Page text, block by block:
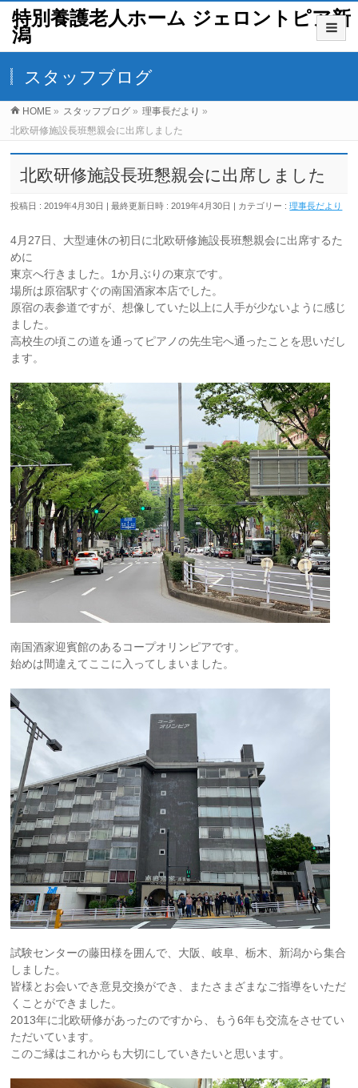
特別養護老人ホーム ジェロントピア新
潟
スタッフブログ
HOME » スタッフブログ » 理事長だより »
北欧研修施設長班懇親会に出席しました
北欧研修施設長班懇親会に出席しました
投稿日 : 2019年4月30日 最終更新日時 : 2019年4月30日 カテゴリー :理事長だより
4月27日、大型連休の初日に北欧研修施設長班懇親会に出席するた
めに
東京へ行きました。1か月ぶりの東京です。
場所は原宿駅すぐの南国酒家本店でした。
原宿の表参道ですが、想像していた以上に人手が少ないように感じ
ました。
高校生の頃この道を通ってピアノの先生宅へ通ったことを思いだし
ます。
南国酒家迎賓館のあるコープオリンピアです。
始めは間違えてここに入ってしまいました。
試験センターの藤田様を囲んで、大阪、岐阜、栃木、新潟から集合
しました。
皆様とお会いでき意見交換ができ、またさまざまなご指導をいただ
くことができました。
2013年に北欧研修があったのですから、もう6年も交流をさせてい
ただいています。
このご縁はこれからも大切にしていきたいと思います。